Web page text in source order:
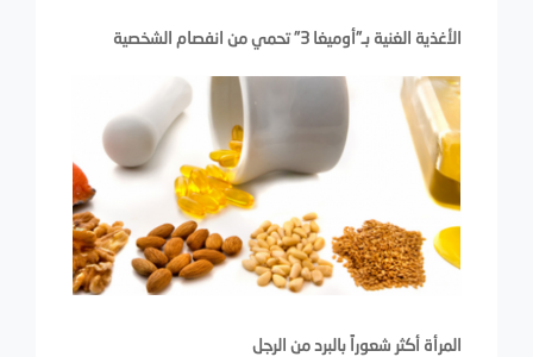
الأغذية الغنية بـ"أوميغا 3" تحمي من انفصام الشخصية
المرأة أكثر شعوراً ‬بالبرد من الرجل